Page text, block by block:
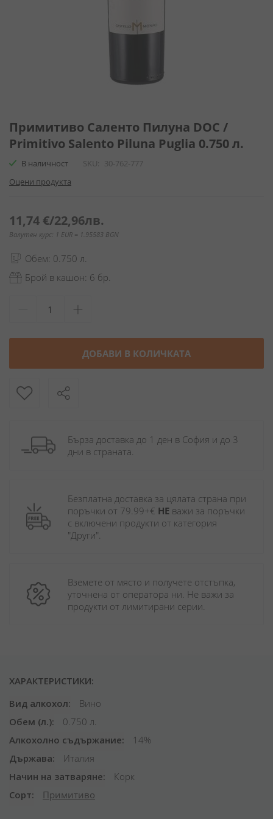
към
началото
на
галерия
снимки
Примитиво Саленто Пилуна DOC /
Primitivo Salento Piluna Puglia 0.750 л.
В наличност SKU
30-762-777
Оцени продукта
11,74 €/22,96лв.
Валутен курс: 1 EUR = 1.95583 BGN
Обем: 0.750 л.
Брой в кашон: 6 бр.
ДОБАВИ В КОЛИЧКАТА
Бърза доставка до 1 ден в София и до 3
дни в страната.
Безплатна доставка за цялата страна при
поръчки от 79.99+€ НЕ важи за поръчки
с включени продукти от категория
"Други".
Вземете от място и получете отстъпка,
уточнена от оператора ни. Не важи за
продукти от лимитирани серии.
ХАРАКТЕРИСТИКИ:
Вид алкохол
Вино
Обем (л.)
0.750 л.
Алкохолно съдържание
14%
Държава
Италия
Начин на затваряне
Корк
Сорт
Примитиво